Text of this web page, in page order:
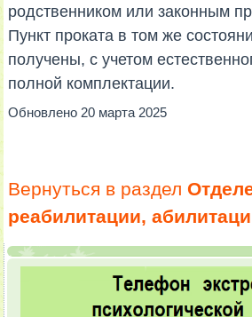
родственником или законным
Пункт проката в том же
получены, с учетом
полной комплектации.
Обновлено 20 марта 2025
Вернуться в раздел
реабилитации,